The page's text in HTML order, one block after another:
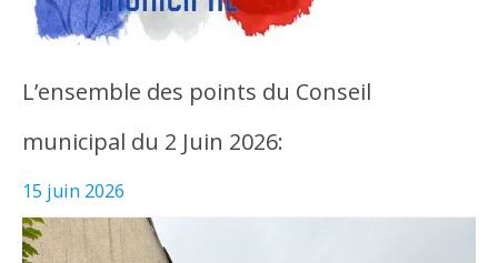
L’ensemble des points du Conseil
municipal du 2 Juin 2026:
15 juin 2026